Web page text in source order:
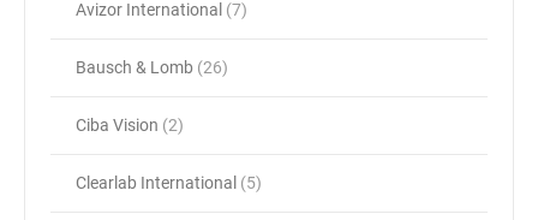
Avizor International (7)
Bausch & Lomb (26)
Ciba Vision (2)
Clearlab International (5)